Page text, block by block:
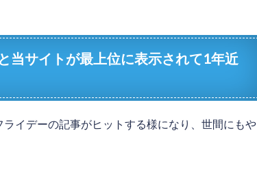
当サイトが最上位に表示されて1年近
イデーの記事がヒットする様になり、世間にもや